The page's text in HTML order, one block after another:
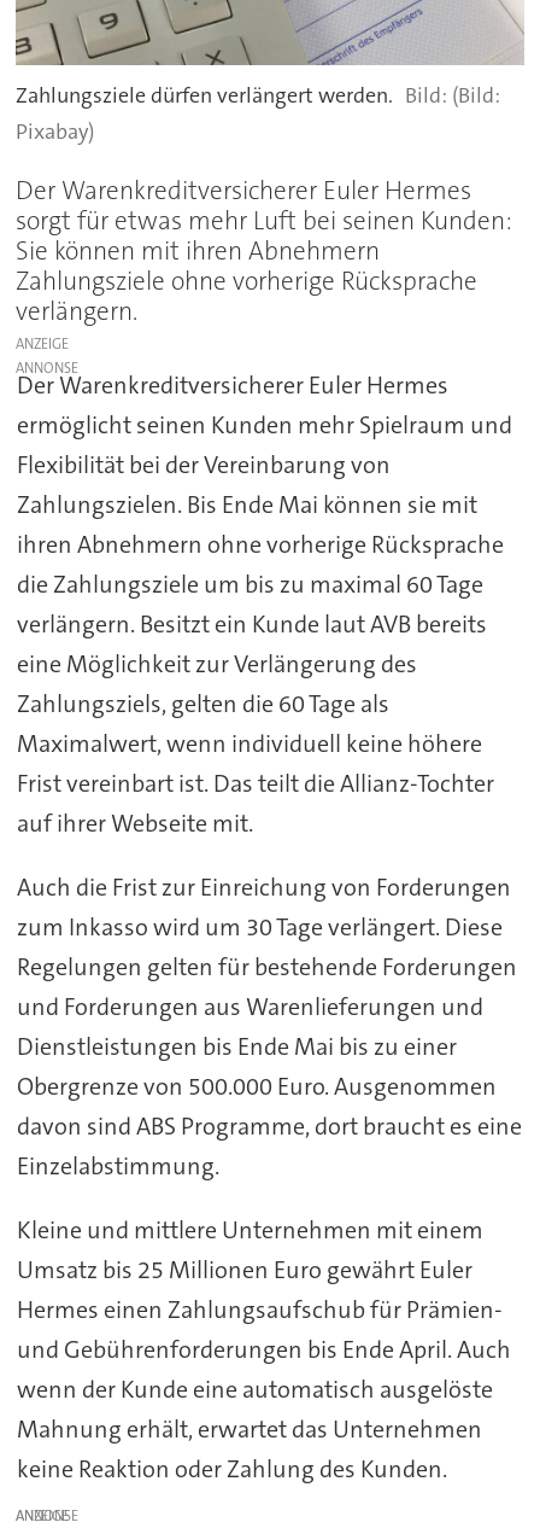
Zahlungsziele dürfen verlängert werden.
(Bild:
Pixabay)
Der Warenkreditversicherer Euler Hermes
sorgt für etwas mehr Luft bei seinen Kunden:
Sie können mit ihren Abnehmern
Zahlungsziele ohne vorherige Rücksprache
verlängern.
ANZEIGE
Der Warenkreditversicherer Euler Hermes
ermöglicht seinen Kunden mehr Spielraum und
Flexibilität bei der Vereinbarung von
Zahlungszielen. Bis Ende Mai können sie mit
ihren Abnehmern ohne vorherige Rücksprache
die Zahlungsziele um bis zu maximal 60 Tage
verlängern. Besitzt ein Kunde laut AVB bereits
eine Möglichkeit zur Verlängerung des
Zahlungsziels, gelten die 60 Tage als
Maximalwert, wenn individuell keine höhere
Frist vereinbart ist. Das teilt die Allianz-Tochter
auf ihrer Webseite mit.
Auch die Frist zur Einreichung von Forderungen
zum Inkasso wird um 30 Tage verlängert. Diese
Regelungen gelten für bestehende Forderungen
und Forderungen aus Warenlieferungen und
Dienstleistungen bis Ende Mai bis zu einer
Obergrenze von 500.000 Euro. Ausgenommen
davon sind ABS Programme, dort braucht es eine
Einzelabstimmung.
Kleine und mittlere Unternehmen mit einem
Umsatz bis 25 Millionen Euro gewährt Euler
Hermes einen Zahlungsaufschub für Prämien-
und Gebührenforderungen bis Ende April. Auch
wenn der Kunde eine automatisch ausgelöste
Mahnung erhält, erwartet das Unternehmen
keine Reaktion oder Zahlung des Kunden.
ANZEIGE